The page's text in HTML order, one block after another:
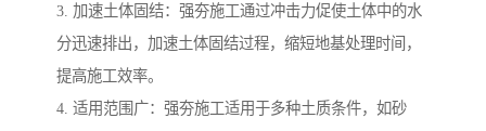
3. 加速土体固结：强夯施工通过冲击力促使土体中的水
分迅速排出，加速土体固结过程，缩短地基处理时间，
提高施工效率。
4. 适用范围广：强夯施工适用于多种土质条件，如砂